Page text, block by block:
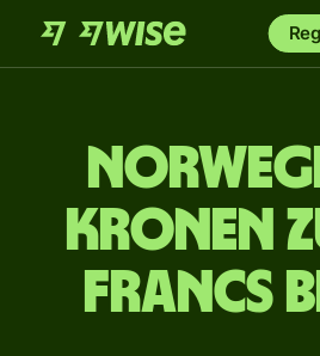
Kronen
Francs